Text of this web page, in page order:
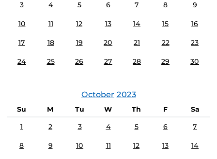
3 4 5 6 7 8 9
10 11 12 13 14 15 16
17 18 19 20 21 22 23
24 25 26 27 28 29 30
October 2023
Su M Tu W Th F
Sa
1
2 3 4 5 6 7
8 9 10 11 12 13 14